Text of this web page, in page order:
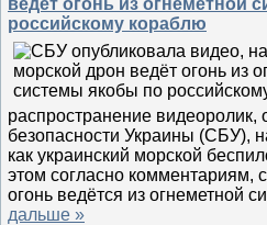
ведёт огонь из огнемётной
российскому кораблю
распространение
безопасности Украины (СБУ),
как украинский морской
этом согласно
огонь ведётся из огнеметной
дальше »